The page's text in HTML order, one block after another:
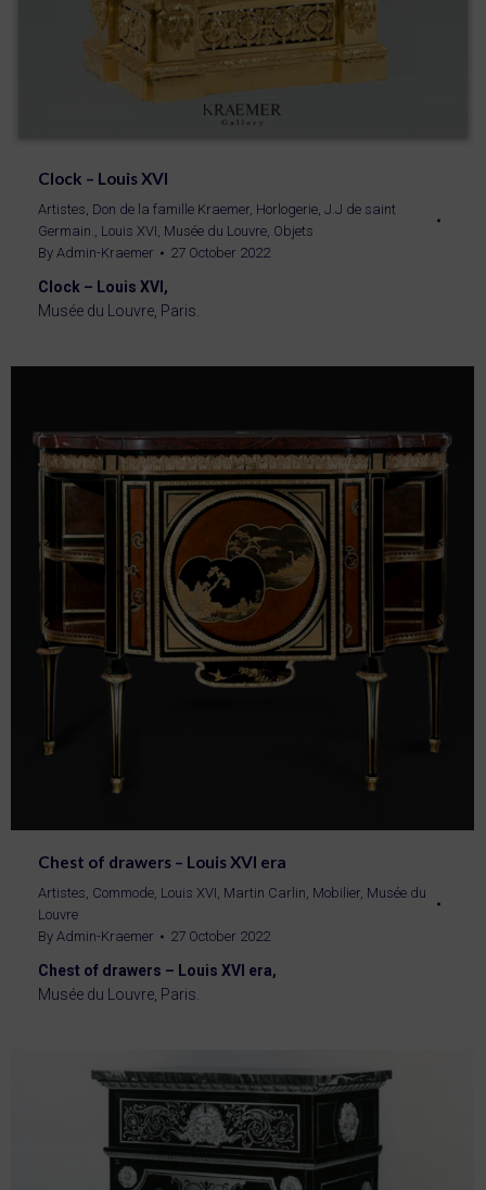
Clock – Louis XVI
Artistes, Don de la famille Kraemer, Horlogerie, J.J de saint
Germain., Louis XVI, Musée du Louvre, Objets
By Admin-Kraemer 27 October 2022
Clock – Louis XVI,
Musée du Louvre, Paris.
Chest of drawers – Louis XVI era
Artistes, Commode, Louis XVI, Martin Carlin, Mobilier, Musée du
Louvre
By Admin-Kraemer 27 October 2022
Chest of drawers – Louis XVI era,
Musée du Louvre, Paris.